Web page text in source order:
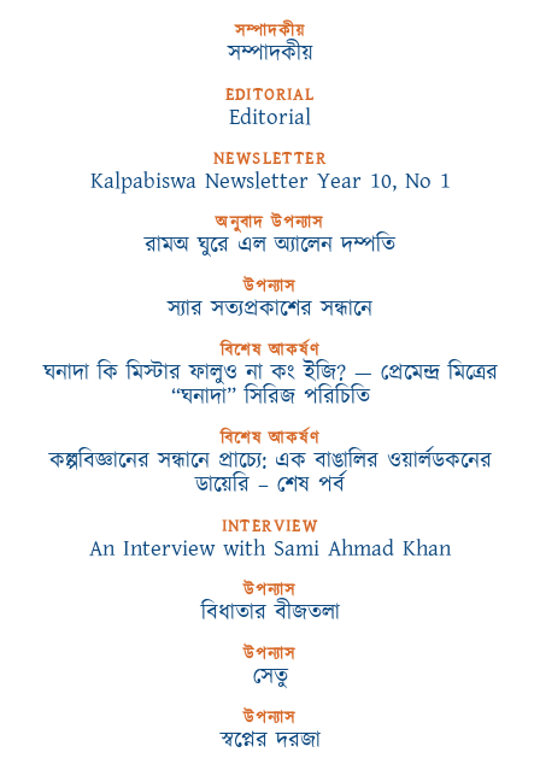
সম্পাদকীয়
সম্পাদকীয়
EDITORIAL
Editorial
NEWSLETTER
Kalpabiswa Newsletter Year 10, No 1
অনুবাদ উপন্যাস
রামঅ ঘুরে এল অ্যালেন দম্পতি
উপন্যাস
স্যার সত্যপ্রকাশের সন্ধানে
বিশেষ আকর্ষণ
ঘনাদা কি মিস্টার ফালুও না কং ইজি? — প্রেমেন্দ্র মিত্রের
“ঘনাদা” সিরিজ পরিচিতি
বিশেষ আকর্ষণ
কল্পবিজ্ঞানের সন্ধানে প্রাচ্যে: এক বাঙালির ওয়ার্লডকনের
ডায়েরি – শেষ পর্ব
INTERVIEW
An Interview with Sami Ahmad Khan
উপন্যাস
বিধাতার বীজতলা
উপন্যাস
সেতু
উপন্যাস
স্বপ্নের দরজা